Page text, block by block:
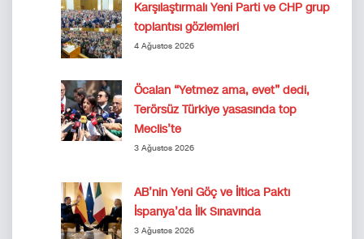
Karşılaştırmalı Yeni Parti ve CHP grup
toplantısı gözlemleri
4 Ağustos 2026
Öcalan “Yetmez ama, evet” dedi,
Terörsüz Türkiye yasasında top
Meclis’te
3 Ağustos 2026
AB’nin Yeni Göç ve İltica Paktı
İspanya’da İlk Sınavında
3 Ağustos 2026